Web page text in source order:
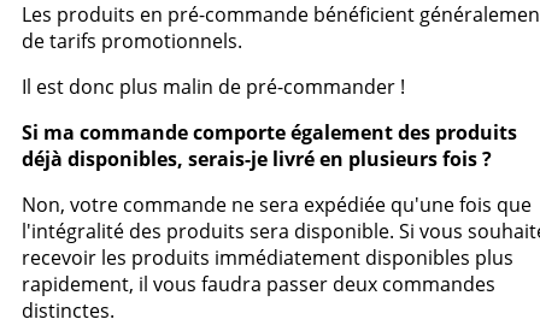
Les produits en pré-commande bénéficient
de tarifs promotionnels.
Il est donc plus malin de pré-commander !
Si ma commande comporte également des produits
déjà disponibles, serais-je livré en plusieurs fois ?
Non, votre commande ne sera expédiée qu'une fois que
l'intégralité des produits sera disponible. Si vous
recevoir les produits immédiatement disponibles plus
rapidement, il vous faudra passer deux commandes
distinctes.